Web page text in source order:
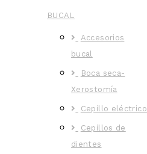
BUCAL
Accesorios
bucal
Boca seca-
Xerostomía
Cepillo eléctrico
Cepillos de
dientes